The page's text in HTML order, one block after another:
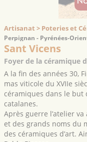
Artisanat > Poteries et
Perpignan - Pyrénées-
Sant Vicens
Foyer de la céramique
A la fin des années 30,
mas viticole du XVIIe
céramiques dans le
catalanes.
Après guerre l’atelier
et des grands noms du
des céramiques d’art.